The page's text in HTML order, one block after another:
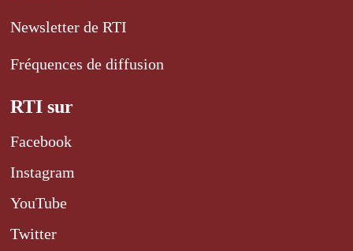
Newsletter de RTI
Fréquences de diffusion
RTI sur
Facebook
Instagram
YouTube
Twitter